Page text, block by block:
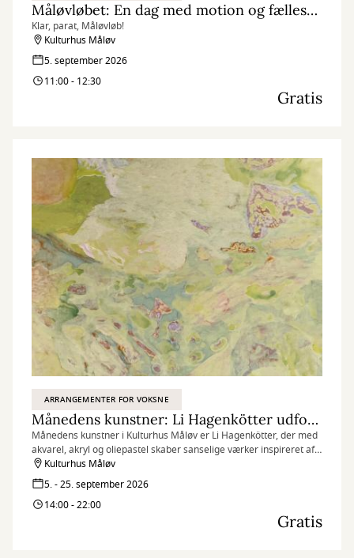
Måløvløbet: En dag med motion og fællesskab
Klar, parat, Måløvløb!
Kulturhus Måløv
5. september 2026
11:00 - 12:30
Gratis
ARRANGEMENTER FOR VOKSNE
Månedens kunstner: Li Hagenkötter udforsker naturens former og indre landskaber
Månedens kunstner i Kulturhus Måløv er Li Hagenkötter, der med
akvarel, akryl og oliepastel skaber sanselige værker inspireret af
naturens former og indre landskaber.
Kulturhus Måløv
5. - 25. september 2026
14:00 - 22:00
Gratis